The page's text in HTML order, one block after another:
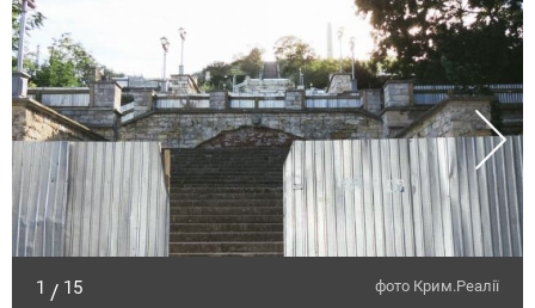
1 / 15 фото Крим.Реалії